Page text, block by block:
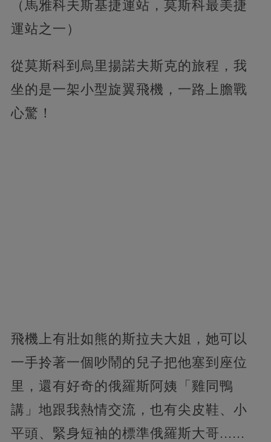
（馬雅科夫斯基捷運站，莫斯科最美捷
運站之一）
從莫斯科到烏里揚諾夫斯克的旅程，我
坐的是一架小型旋翼飛機，一路上膽戰
心驚！
飛機上有壯如熊的斯拉夫大姐，她可以
一手拎著一個吵鬧的兒子把他塞到座位
里，還有好奇的俄羅斯阿姨「雞同鴨
講」地跟我熱情交流，也有尖皮鞋、小
平頭、緊身短袖的標準俄羅斯大哥......